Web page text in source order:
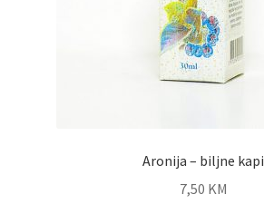
Aronija – biljne kapi
7,50 KM